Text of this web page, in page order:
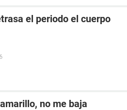
el periodo el cuerpo
no me baja